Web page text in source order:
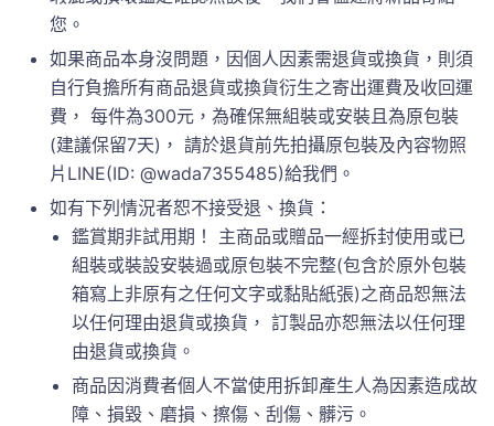
您。
如果商品本身沒問題，因個人因素需退貨或換貨，則須
自行負擔所有商品退貨或換貨衍生之寄出運費及收回運
費， 每件為300元，為確保無組裝或安裝且為原包裝
(建議保留7天)， 請於退貨前先拍攝原包裝及內容物照
片LINE(ID: @wada7355485)給我們。
如有下列情況者恕不接受退、換貨：
鑑賞期非試用期！ 主商品或贈品一經拆封使用或已
組裝或裝設安裝過或原包裝不完整(包含於原外包裝
箱寫上非原有之任何文字或黏貼紙張)之商品恕無法
以任何理由退貨或換貨， 訂製品亦恕無法以任何理
由退貨或換貨。
商品因消費者個人不當使用拆卸產生人為因素造成故
障、損毀、磨損、擦傷、刮傷、髒污。